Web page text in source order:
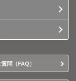
問（FAQ）